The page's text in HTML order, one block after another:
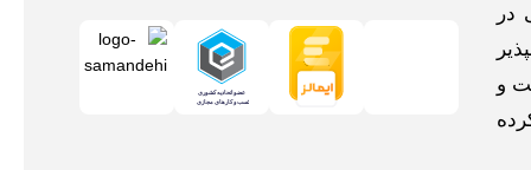
در
و